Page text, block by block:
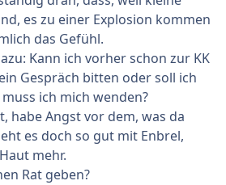
es zu einer Explosion kommen
das Gefühl.
Kann ich vorher schon zur KK
Gespräch bitten oder soll ich
ich mich wenden?
habe Angst vor dem, was da
es doch so gut mit Enbrel,
mehr.
Rat geben?